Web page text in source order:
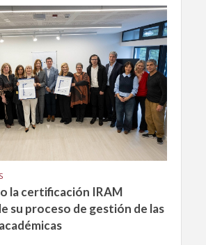
la certificación IRAM
su proceso de gestión de las